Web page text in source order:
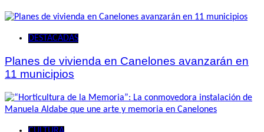
DESTACADAS
Planes de vivienda en Canelones avanzarán en
11 municipios